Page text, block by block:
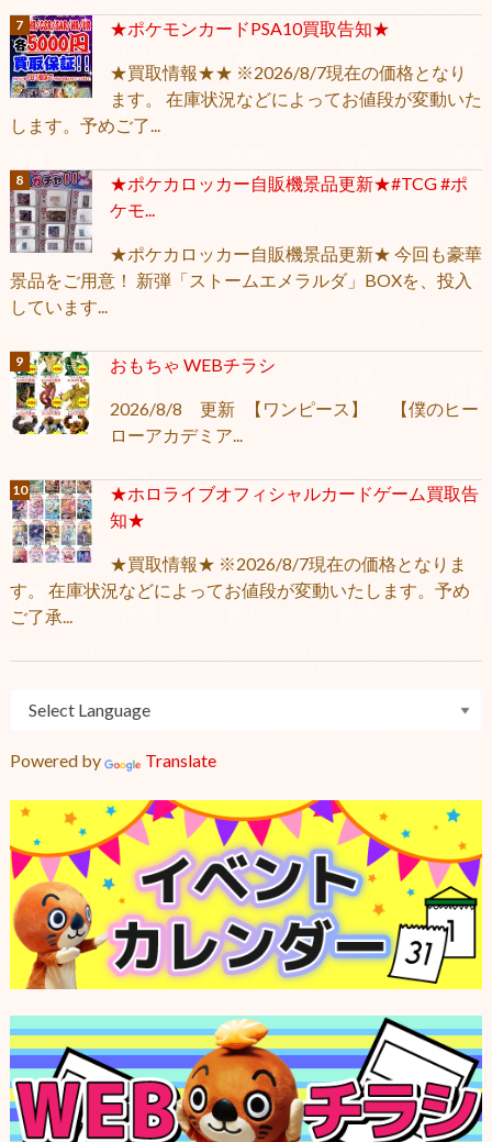
★ポケモンカードPSA10買取告知★
★買取情報★★ ※2026/8/7現在の価格となり
ます。 在庫状況などによってお値段が変動いた
します。予めご了...
★ポケカロッカー自販機景品更新★#TCG #ポ
ケモ...
★ポケカロッカー自販機景品更新★ 今回も豪華
景品をご用意！ 新弾「ストームエメラルダ」BOXを、投入
しています...
おもちゃ WEBチラシ
2026/8/8 更新 【ワンピース】 【僕のヒー
ローアカデミア...
★ホロライブオフィシャルカードゲーム買取告
知★
★買取情報★ ※2026/8/7現在の価格となりま
す。 在庫状況などによってお値段が変動いたします。予め
ご了承...
Powered by Translate